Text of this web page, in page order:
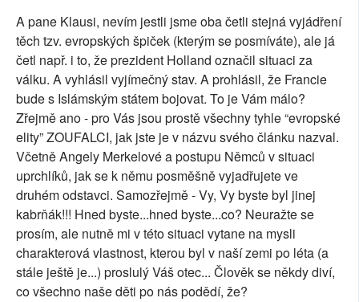
A pane Klausi, nevím jestli jsme oba četli stejná vyjádření
těch tzv. evropských špiček (kterým se posmíváte), ale já
četl např. i to, že prezident Holland označil situaci za
válku. A vyhlásil vyjímečný stav. A prohlásil, že Francie
bude s Islámským státem bojovat. To je Vám málo?
Zřejmě ano - pro Vás jsou prostě všechny tyhle “evropské
elity” ZOUFALCI, jak jste je v názvu svého článku nazval.
Včetně Angely Merkelové a postupu Němců v situaci
uprchlíků, jak se k němu posměšně vyjadřujete ve
druhém odstavci. Samozřejmě - Vy, Vy byste byl jinej
kabrňák!!! Hned byste...hned byste...co? Neuražte se
prosím, ale nutně mi v této situaci vytane na mysli
charakterová vlastnost, kterou byl v naší zemi po léta (a
stále ještě je...) proslulý Váš otec... Člověk se někdy diví,
co všechno naše děti po nás podědí, že?